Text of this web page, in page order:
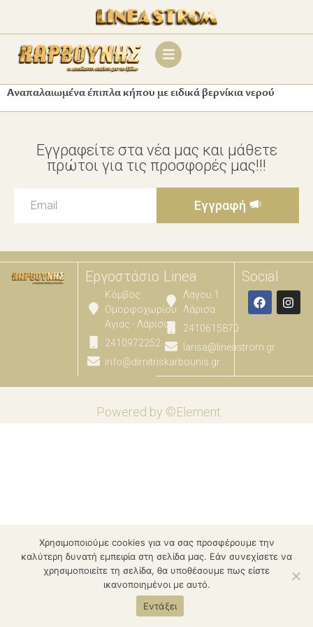
Αναπαλαιωμένα έπιπλα κήπου με ειδικά βερνίκια νερού
Εγγραφείτε στα νέα μας και μάθετε
πρώτοι για τις προσφορές μας!!!
Εγγραφή
Εργοστάσιο
Κόμβος
Ομορφοχωρίου
Αγιας - Λάρισας
2410972252
info@dimitriskarbounis.gr
Linea
Λαγου 1
Λάρισα
2410615870
larisa@lineastrom.gr
Social
Powered by ©Element
Χρησιμοποιούμε cookies για να σας προσφέρουμε την
καλύτερη δυνατή εμπειρία στη σελίδα μας. Εάν συνεχίσετε να
χρησιμοποιείτε τη σελίδα, θα υποθέσουμε πως είστε
ικανοποιημένοι με αυτό.
Εντάξει